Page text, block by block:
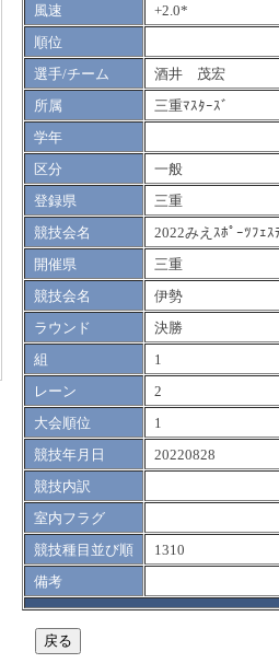
風速
+2.0*
順位
選手/チーム
酒井 茂宏
所属
三重ﾏｽﾀｰｽﾞ
学年
区分
一般
登録県
三重
競技会名
2022みえｽﾎﾟｰﾂﾌｪｽ
開催県
三重
競技会名
伊勢
ラウンド
決勝
組
1
レーン
2
大会順位
1
競技年月日
20220828
競技内訳
室内フラグ
競技種目並び順
1310
備考